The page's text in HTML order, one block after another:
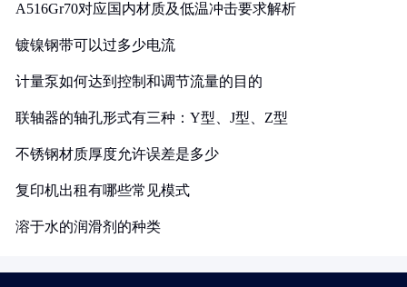
A516Gr70对应国内材质及低温冲击要求解析
镀镍钢带可以过多少电流
计量泵如何达到控制和调节流量的目的
联轴器的轴孔形式有三种：Y型、J型、Z型
不锈钢材质厚度允许误差是多少
复印机出租有哪些常见模式
溶于水的润滑剂的种类